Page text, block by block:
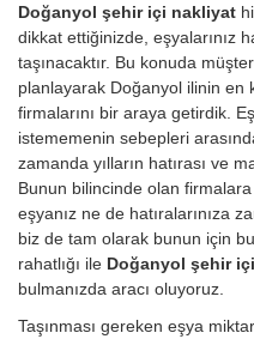
Doğanyol şehir içi nakliyat
dikkat ettiğinizde, eşyalarınız
taşınacaktır. Bu konuda
planlayarak Doğanyol ilinin en
firmalarını bir araya getirdik.
istememenin sebepleri
zamanda yılların hatırası ve
Bunun bilincinde olan firmalara
eşyanız ne de hatıralarınıza
biz de tam olarak bunun için
rahatlığı ile Doğanyol şehir
bulmanızda aracı oluyoruz.
Taşınması gereken eşya